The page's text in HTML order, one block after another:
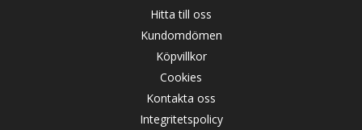
Hitta till oss
Kundomdömen
Köpvillkor
Cookies
Kontakta oss
Integritetspolicy